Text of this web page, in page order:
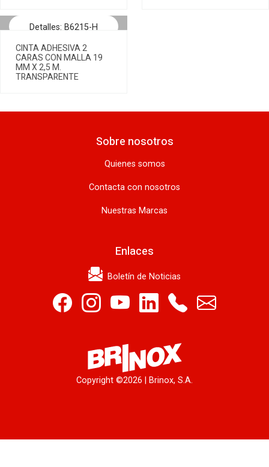
Detalles: B6215-H
CINTA ADHESIVA 2
CARAS CON MALLA 19
MM X 2,5 M.
TRANSPARENTE
Sobre nosotros
Quienes somos
Contacta con nosotros
Nuestras Marcas
Enlaces
Boletín de Noticias
Copyright ©2026 | Brinox, S.A.